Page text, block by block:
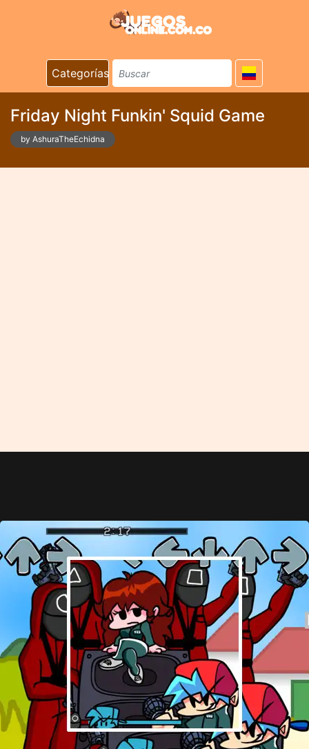
Categorías
Friday Night Funkin' Squid Game
by AshuraTheEchidna